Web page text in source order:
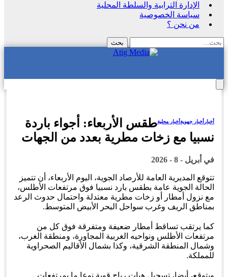
الإدارة الترابية والسلطة المحلية
سياسة الخصوصية
من نحن ؟
أخبار أخبار جهويةأخبار محليةطقس الأربعاء: أجواء باردة
نسبيا مع زخات مطرية بعدد من الجهات
في أبريل - 8 - 2026
تتوقع المديرية العامة للأرصاد الجوية، اليوم الأربعاء، أن تتميز
الحالة الجوية عامة بطقس بارد نسبيا فوق مرتفعات الأطلس،
مع نزول أمطار أو زخات مطرية معتدلة واحتمال حدوث الرعد
بمناطق الريف وغرب سواحل البحر الأبيض المتوسط.
كما يرتقب تساقط أمطار ضعيفة ومتفرقة فوق كل من
مرتفعات الأطلس ونواحيه الغربية المجاورة، ومنطقة الغرب،
وشمال المنطقة الشرقية، وكذا بشمال الأقاليم الصحراوية
للمملكة.
ويتوقع، أيضا، تسجيل هبات رياح قوية نوعا ما بمرتفعات